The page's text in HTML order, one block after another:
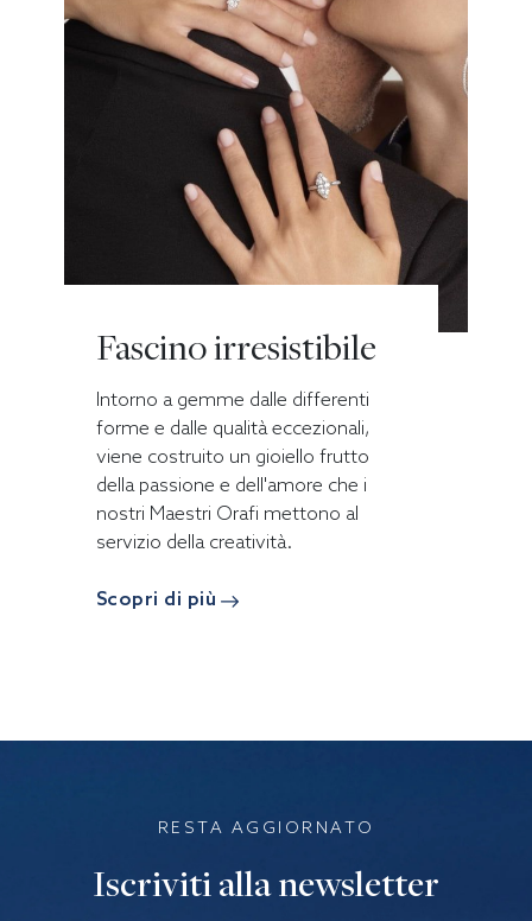
Fascino irresistibile
Intorno a gemme dalle differenti
forme e dalle qualità eccezionali,
viene costruito un gioiello frutto
della passione e dell'amore che i
nostri Maestri Orafi mettono al
servizio della creatività.
Scopri di più
RESTA AGGIORNATO
Iscriviti alla newsletter